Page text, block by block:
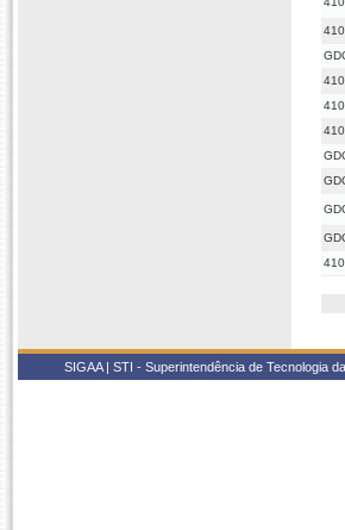
SIGAA | STI - Superintendência de Tecnologia